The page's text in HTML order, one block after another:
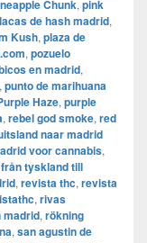
Chunk, pink
de hash madrid,
Kush, plaza de
, pozuelo
en madrid,
, punto de marihuana
Haze, purple
, rebel god smoke, red
naar madrid
voor cannabis,
tyskland till
, revista thc, revista
, rivas
madrid, rökning
, san agustin de